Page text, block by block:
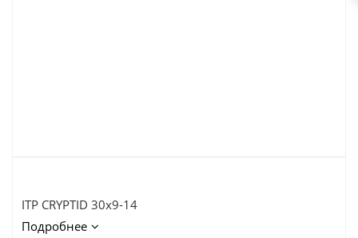
ITP CRYPTID 30x9-14
Подробнее